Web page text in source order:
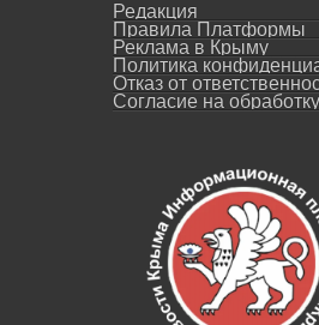
Редакция
Правила Платформы
Реклама в Крыму
Политика
Отказ от
Согласие на